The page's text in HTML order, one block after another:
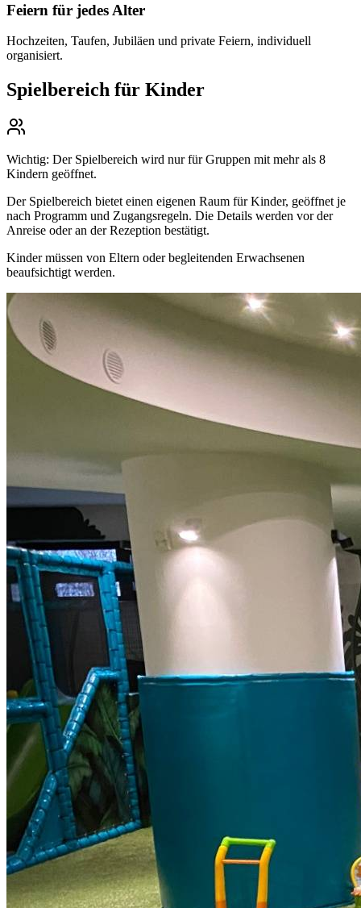
Feiern für jedes Alter
Hochzeiten, Taufen, Jubiläen und private Feiern, individuell
organisiert.
Spielbereich für Kinder
Wichtig: Der Spielbereich wird nur für Gruppen mit mehr als 8
Kindern geöffnet.
Der Spielbereich bietet einen eigenen Raum für Kinder, geöffnet je
nach Programm und Zugangsregeln. Die Details werden vor der
Anreise oder an der Rezeption bestätigt.
Kinder müssen von Eltern oder begleitenden Erwachsenen
beaufsichtigt werden.